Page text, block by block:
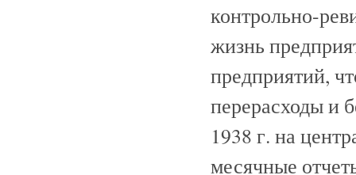
контрольно-
жизнь
предприятий,
перерасходы и
1938 г. на
месячные